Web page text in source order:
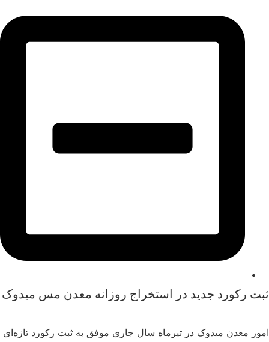
ثبت رکورد جدید در استخراج روزانه معدن مس میدوک
امور معدن میدوک در تیرماه سال جاری موفق به ثبت رکورد تازه‌ای